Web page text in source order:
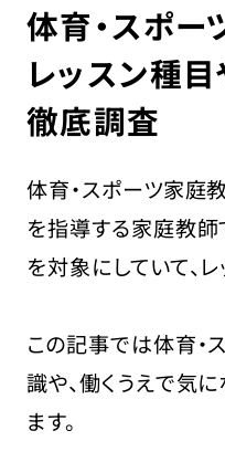
体育・スポー
レッスン種
徹底調査
体育・スポーツ家庭
を指導する家庭教師
を対象にしていて、
この記事では体育・
識や、働くうえで気
ます。
採用担当の方はこちら
プライバシーポリシー